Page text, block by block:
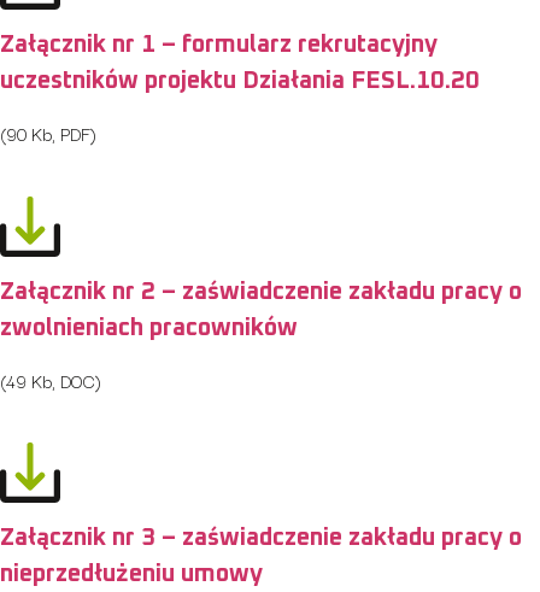
Załącznik nr 1 – formularz rekrutacyjny
uczestników projektu Działania FESL.10.20
(90 Kb, PDF)
Załącznik nr 2 – zaświadczenie zakładu pracy o
zwolnieniach pracowników
(49 Kb, DOC)
Załącznik nr 3 – zaświadczenie zakładu pracy o
nieprzedłużeniu umowy